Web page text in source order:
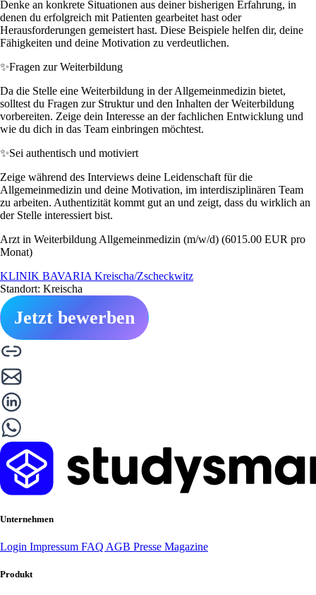
Denke an konkrete Situationen aus deiner bisherigen Erfahrung, in
denen du erfolgreich mit Patienten gearbeitet hast oder
Herausforderungen gemeistert hast. Diese Beispiele helfen dir, deine
Fähigkeiten und deine Motivation zu verdeutlichen.
✨Fragen zur Weiterbildung
Da die Stelle eine Weiterbildung in der Allgemeinmedizin bietet,
solltest du Fragen zur Struktur und den Inhalten der Weiterbildung
vorbereiten. Zeige dein Interesse an der fachlichen Entwicklung und
wie du dich in das Team einbringen möchtest.
✨Sei authentisch und motiviert
Zeige während des Interviews deine Leidenschaft für die
Allgemeinmedizin und deine Motivation, im interdisziplinären Team
zu arbeiten. Authentizität kommt gut an und zeigt, dass du wirklich an
der Stelle interessiert bist.
Arzt in Weiterbildung Allgemeinmedizin (m/w/d) (6015.00 EUR pro
Monat)
KLINIK BAVARIA Kreischa/Zscheckwitz
Standort: Kreischa
Jetzt bewerben
Unternehmen
Login Impressum FAQ AGB Presse Magazine
Produkt